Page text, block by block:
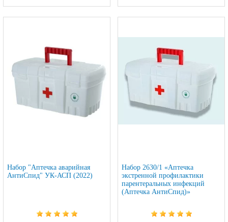
Набор "Аптечка аварийная
АнтиСпид" УК-АСП (2022)
Набор 2630/1 «Аптечка
экстренной профилактики
парентеральных инфекций
(Аптечка АнтиСпид)»